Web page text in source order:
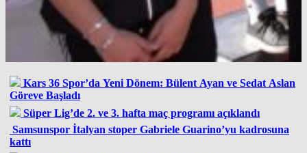
Kars 36 Spor’da Yeni Dönem: Bülent Ayan ve Sedat Aslan
Göreve Başladı
Süper Lig’de 2. ve 3. hafta maç programı açıklandı
Samsunspor İtalyan stoper Gabriele Guarino’yu kadrosuna
kattı